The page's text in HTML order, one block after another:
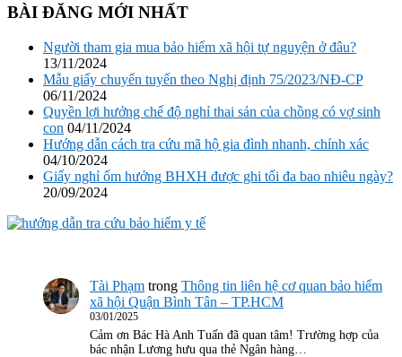
BÀI ĐĂNG MỚI NHẤT
Người tham gia mua bảo hiểm xã hội tự nguyện ở đâu?
13/11/2024
Mẫu giấy chuyển tuyến theo Nghị định 75/2023/NĐ-CP
06/11/2024
Quyền lợi hưởng chế độ nghỉ thai sản của chồng có vợ sinh
con 04/11/2024
Hướng dẫn cách tra cứu mã hộ gia đình nhanh, chính xác
04/10/2024
Giấy nghỉ ốm hưởng BHXH được ghi tối đa bao nhiêu ngày?
20/09/2024
Tài Phạm trong Thông tin liên hệ cơ quan bảo hiểm
xã hội Quận Bình Tân – TP.HCM
03/01/2025
Cảm ơn Bác Hà Anh Tuấn đã quan tâm! Trường hợp của
bác nhận Lương hưu qua thẻ Ngân hàng…